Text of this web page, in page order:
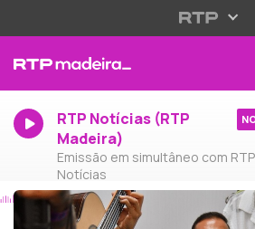
RTP Notícias (RTP
Madeira)
Emissão em simultâneo com RTP
Notícias